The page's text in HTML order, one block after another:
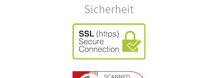
Sicherheit